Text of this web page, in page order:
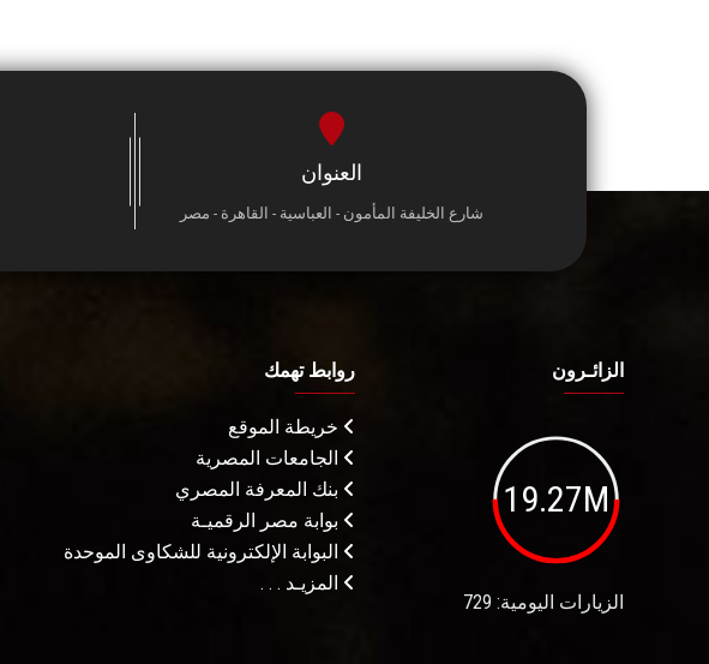
العنوان
شارع الخليفة المأمون - العباسية - القاهرة - مصر
الزائـرون
19.27M
الزيارات اليومية: 729
روابط تهمك
خريطة الموقع
الجامعات المصرية
بنك المعرفة المصري
بوابة مصر الرقميـة
البوابة الإلكترونية للشكاوى الموحدة
المزيـد . . .